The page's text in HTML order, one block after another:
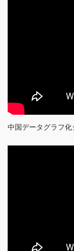
中国データグラフ化